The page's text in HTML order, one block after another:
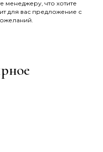
менеджеру, что хотите
для вас предложение с